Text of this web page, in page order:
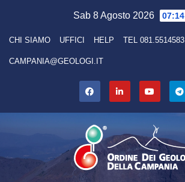
content
Sab 8 Agosto 2026 07:14
CHI SIAMO UFFICI HELP TEL 081.5514583
CAMPANIA@GEOLOGI.IT